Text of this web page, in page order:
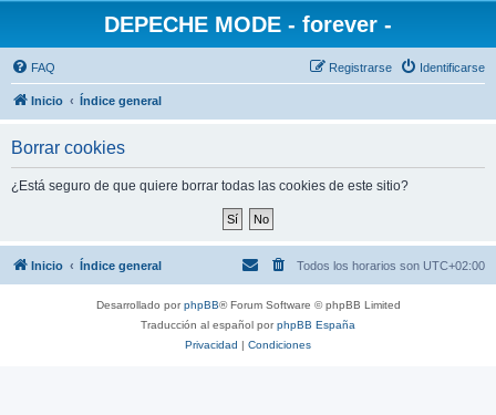
DEPECHE MODE - forever -
FAQ Identificarse
Registrarse
Inicio Índice general
Borrar cookies
¿Está seguro de que quiere borrar todas las cookies de este sitio?
Inicio Índice general Todos los horarios son UTC+02:00
Desarrollado porphpBB® Forum Software © phpBB Limited
Traducción al español porphpBB España
Privacidad | Condiciones